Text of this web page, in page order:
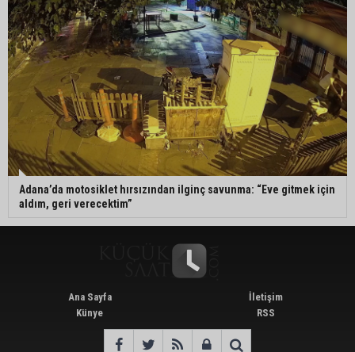
Adana’da motosiklet hırsızından ilginç savunma: “Eve gitmek için
aldım, geri verecektim”
Ana Sayfa
Künye
İletişim
RSS